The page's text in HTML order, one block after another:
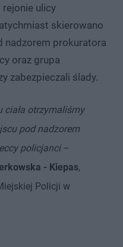
rejonie ulicy
skierowano
nadzorem prokuratora
oraz grupa
zabezpieczali ślady.
ciała otrzymaliśmy
pod nadzorem
policjanci–
- Kiepas,
Policji w